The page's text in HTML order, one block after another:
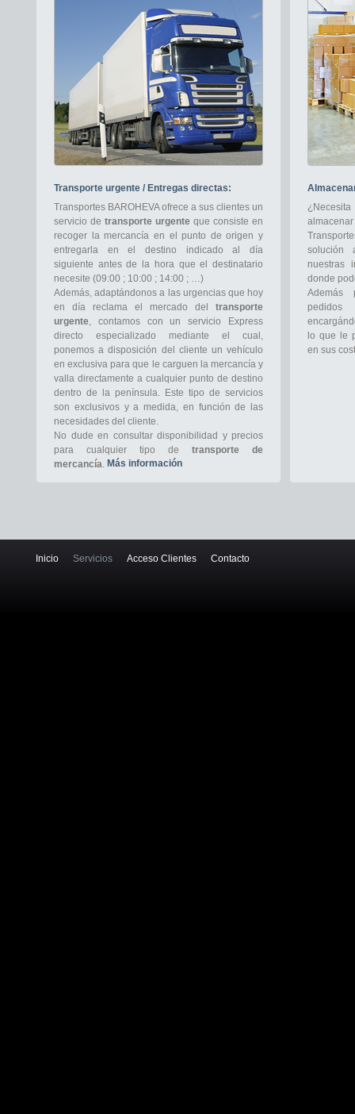
Transporte urgente / Entregas directas:
Transportes BAROHEVA ofrece a sus clientes un
servicio de transporte urgente que consiste en
recoger la mercancía en el punto de origen y
entregarla en el destino indicado al día
siguiente antes de la hora que el destinatario
necesite (09:00 ; 10:00 ; 14:00 ; …)
Además, adaptándonos a las urgencias que hoy
en día reclama el mercado del transporte
urgente, contamos con un servicio Express
directo especializado mediante el cual,
ponemos a disposición del cliente un vehículo
en exclusiva para que le carguen la mercancía y
valla directamente a cualquier punto de destino
dentro de la península. Este tipo de servicios
son exclusivos y a medida, en función de las
necesidades del cliente.
No dude en consultar disponibilidad y precios
para cualquier tipo de transporte de
mercancía. Más información
solución
nuestras
donde
Además
lo que le
en sus
Inicio Servicios Acceso Clientes Contacto